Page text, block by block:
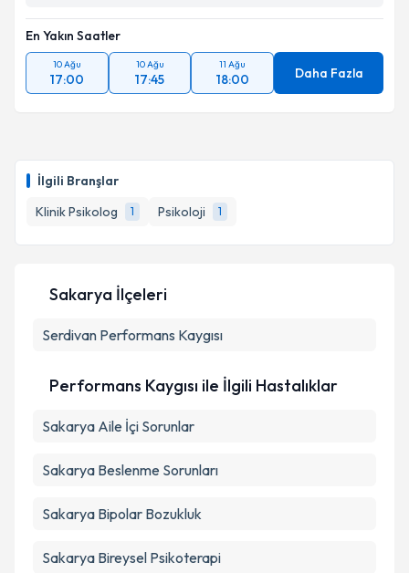
İlgili Branşlar
Klinik Psikolog
1 Psikoloji 1
En Yakın Saatler
10 Ağu
17:00
10 Ağu
17:45
11 Ağu
18:00 Daha Fazla
Sakarya İlçeleri
Serdivan Performans Kaygısı
Performans Kaygısı ile İlgili Hastalıklar
Sakarya Aile İçi Sorunlar
Sakarya Beslenme Sorunları
Sakarya Bipolar Bozukluk
Sakarya Bireysel Psikoterapi